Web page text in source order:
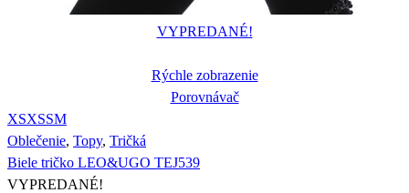
VYPREDANÉ!
Rýchle zobrazenie
Porovnávač
XSXSSM
Oblečenie, Topy, Tričká
Biele tričko LEO&UGO TEJ539
VYPREDANÉ!